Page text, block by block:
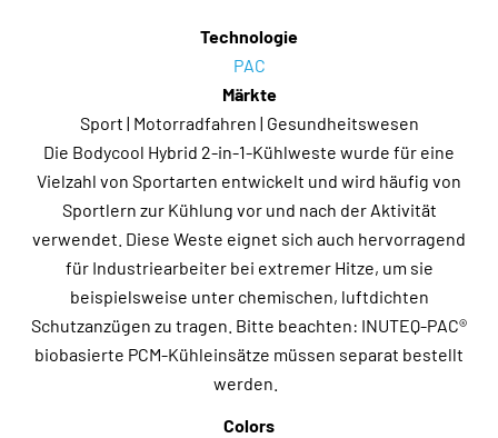
Technologie
PAC
Märkte
Sport | Motorradfahren | Gesundheitswesen
Die Bodycool Hybrid 2-in-1-Kühlweste wurde für eine
Vielzahl von Sportarten entwickelt und wird häufig von
Sportlern zur Kühlung vor und nach der Aktivität
verwendet. Diese Weste eignet sich auch hervorragend
für Industriearbeiter bei extremer Hitze, um sie
beispielsweise unter chemischen, luftdichten
Schutzanzügen zu tragen. Bitte beachten: INUTEQ-PAC®
biobasierte PCM-Kühleinsätze müssen separat bestellt
werden.
Colors